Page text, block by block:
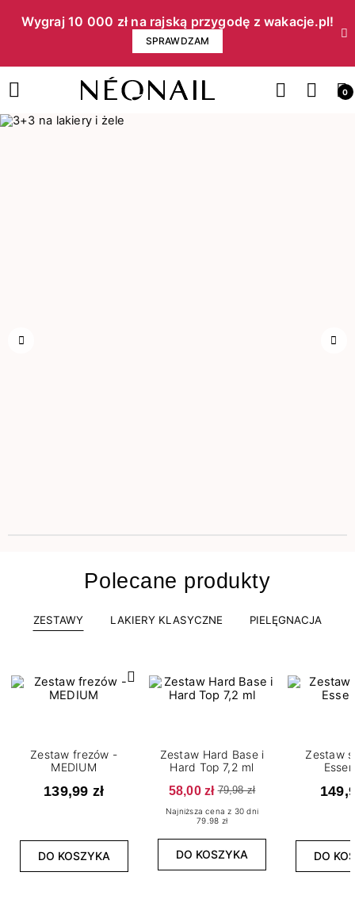
Wygraj 10 000 zł na rajską przygodę z wakacje.pl!​
SPRAWDZAM
0
Polecane produkty
ZESTAWY LAKIERY KLASYCZNE PIELĘGNACJA
Zestaw frezów -
MEDIUM
139,99 zł
DO KOSZYKA
Zestaw Hard Base i
Hard Top 7,2 ml
58,00 zł 79,98 zł
Najniższa cena z 30 dni
79.98 zł
DO KOSZYKA
Zestaw
DO